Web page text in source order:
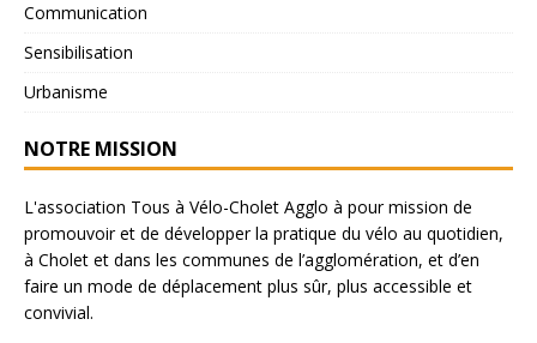
Communication
Sensibilisation
Urbanisme
NOTRE MISSION
L'association Tous à Vélo-Cholet Agglo à pour mission de
promouvoir et de développer la pratique du vélo au quotidien,
à Cholet et dans les communes de l’agglomération, et d’en
faire un mode de déplacement plus sûr, plus accessible et
convivial.